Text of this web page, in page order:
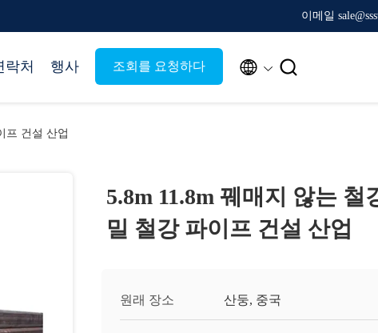
이메일
락처 행사 조회를 요청하다  
프 건설 산업
5.8m 11.8m 꿰매지 않는 철
밀 철강 파이프 건설 산업
원래 장소 산둥, 중국